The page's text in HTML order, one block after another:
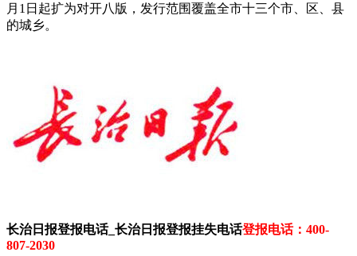
月1日起扩为对开八版，发行范围覆盖全市十三个市、区、县
的城乡。
长治日报登报电话_长治日报登报挂失电话登报电话：400-
807-2030